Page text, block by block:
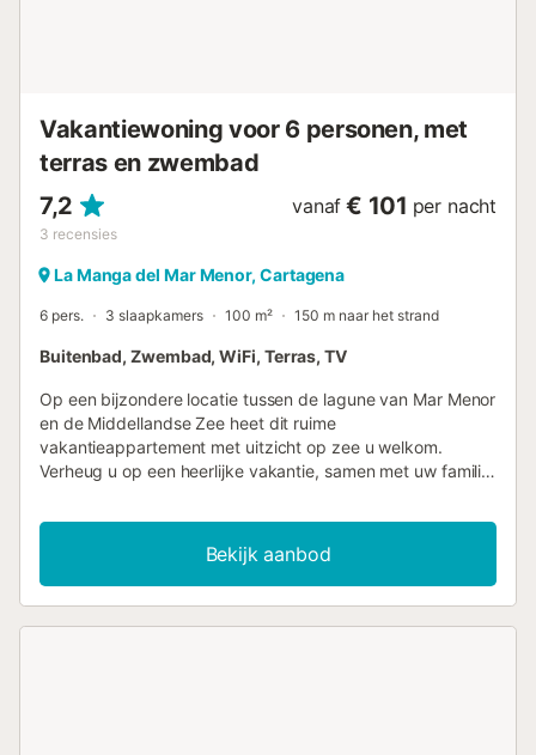
Vakantiewoning voor 6 personen, met
terras en zwembad
7,2
3 recensies
vanaf € 101 per nacht
La Manga del Mar Menor, Cartagena
6 pers. 3 slaapkamers 100 m² 150 m naar het strand
Buitenbad, Zwembad, WiFi, Terras, TV
Op een bijzondere locatie tussen de lagune van Mar Menor
en de Middellandse Zee heet dit ruime
vakantieappartement met uitzicht op zee u welkom.
Verheug u op een heerlijke vakantie, samen met uw familie,
uzelf comfortabel maken in deze gezellige vakantiewoning
en ontspannen na lange dagen op en in het water. Of u nu
samen kookt, speelt en ontspant, u vindt er hier de juiste
ruimtes voor. Kom samen eten op het prachtige dakterras
Bekijk aanbod